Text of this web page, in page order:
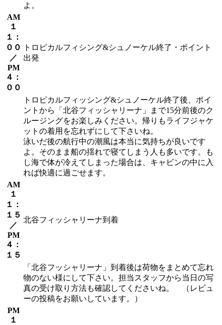
よ。
AM
１
１：
００
／
PM
４：
００
トロピカルフィシング&シュノーケル終了・ポイント
出発
トロピカルフィッシング&シュノーケル終了後、ポイ
ントから「北谷フィッシャリーナ」まで15分前後のク
ルージングをお楽しみください。帰りもライフジャケ
ットの着用を忘れずにして下さいね。
泳いだ後の航行中の潮風は本当に気持ちが良いです
よ。そのまま船の揺れで寝てしまう人も多いです。も
し海で体が冷えてしまった場合は、キャビンの中に入
れば快適に過ごせます。
AM
１
１：
１５
／
PM
４：
１５
北谷フィッシャリーナ到着
「北谷フッシャリーナ」到着後は荷物をまとめて忘れ
物のない様にして下さい。担当スタッフから当日の写
真の受け取り方法も確認してくださいね。 （レビュ
ーの投稿をお願いしています。）
PM
１